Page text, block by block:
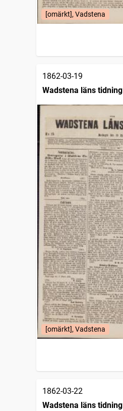
[omärkt], Vadstena
1862-03-19
Wadstena läns tidning
[omärkt], Vadstena
1862-03-22
Wadstena läns tidning